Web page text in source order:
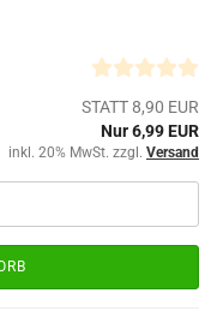
STATT 8,90 EUR
Nur 6,99 EUR
inkl. 20% MwSt. zzgl. Versand